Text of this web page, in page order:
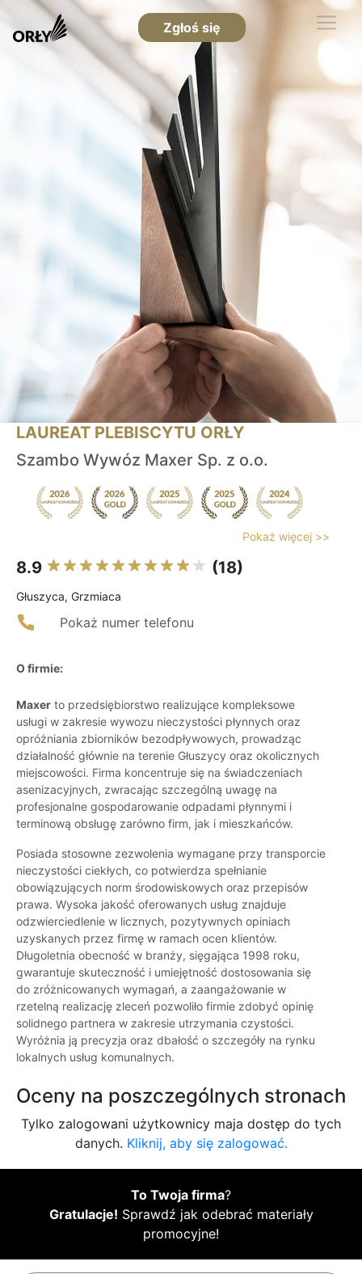
Zgłoś się
LAUREAT PLEBISCYTU ORŁY
Szambo Wywóz Maxer Sp. z o.o.
Pokaż więcej >>
8.9 (18)
Głuszyca, Grzmiaca
Pokaż numer telefonu
O firmie:
Maxer to przedsiębiorstwo realizujące kompleksowe
usługi w zakresie wywozu nieczystości płynnych oraz
opróżniania zbiorników bezodpływowych, prowadząc
działalność głównie na terenie Głuszycy oraz okolicznych
miejscowości. Firma koncentruje się na świadczeniach
asenizacyjnych, zwracając szczególną uwagę na
profesjonalne gospodarowanie odpadami płynnymi i
terminową obsługę zarówno firm, jak i mieszkańców.
Posiada stosowne zezwolenia wymagane przy transporcie
nieczystości ciekłych, co potwierdza spełnianie
obowiązujących norm środowiskowych oraz przepisów
prawa. Wysoka jakość oferowanych usług znajduje
odzwierciedlenie w licznych, pozytywnych opiniach
uzyskanych przez firmę w ramach ocen klientów.
Długoletnia obecność w branży, sięgająca 1998 roku,
gwarantuje skuteczność i umiejętność dostosowania się
do zróżnicowanych wymagań, a zaangażowanie w
rzetelną realizację zleceń pozwoliło firmie zdobyć opinię
solidnego partnera w zakresie utrzymania czystości.
Wyróżnia ją precyzja oraz dbałość o szczegóły na rynku
lokalnych usług komunalnych.
Oceny na poszczególnych stronach
Tylko zalogowani użytkownicy maja dostęp do tych
danych. Kliknij, aby się zalogować.
To Twoja firma?
Gratulacje! Sprawdź jak odebrać materiały
promocyjne!